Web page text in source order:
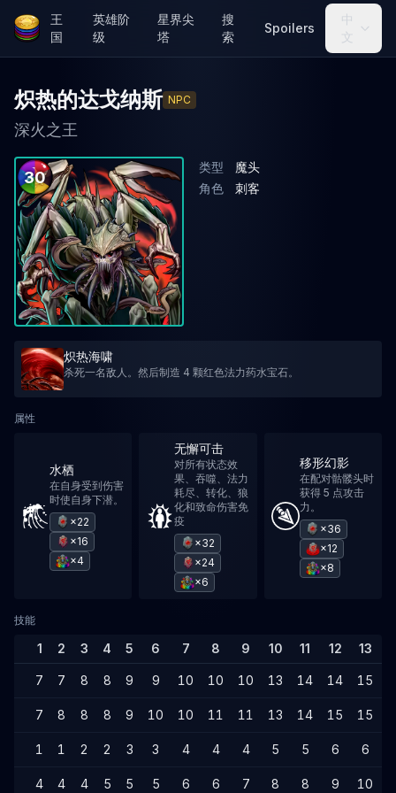
王
国
英雄阶
级
星界尖
塔
搜
索
Spoilers
中
文
炽热的达戈纳斯 NPC
深火之王
30
类型
魔头
角色
刺客
炽热海啸
杀死一名敌人。然后制造 4 颗红色法力药水宝石。
属性
水栖
在自身受到伤害
时使自身下潜。
×22
×16
×4
无懈可击
对所有状态效
果、吞噬、法力
耗尽、转化、狼
化和致命伤害免
疫
×32
×24
×6
移形幻影
在配对骷髅头时
获得 5 点攻击
力。
×36
×12
×8
技能
1 2 3 4 5 6 7 8 9 10 11 12 13
7 7 8 8 9 9 10 10 10 13 14 14 15
7 8 8 8 9 10 10 11 11 13 14 15 15
1 1 2 2 3 3 4 4 4 5 5 6 6
4 4 4 5 5 5 6 6 7 8 8 9 10